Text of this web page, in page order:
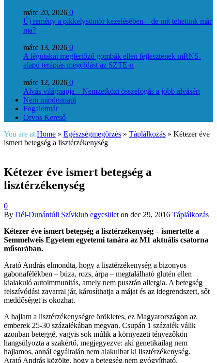
márc 20, 2026 0
Új remény a pikkelysömör kezelésében – de mit tehetünk már
ma?
márc 13, 2026 0
A légutakat megfertőző gombák ellen fejlesztenek mRNS-
alapú terápiás megoldást az SZTE-n
márc 12, 2026 0
Alvás világnapja – Nemzetközi összefogás a jobb alvásért
Nem mindennapi
Fogalomtár
Orvos Kereső
You are at:Home » Egészségmegőrzés » Táplálkozás » Kétezer éve
ismert betegség a lisztérzékenység
Kétezer éve ismert betegség a
lisztérzékenység
0
By Dél-Dunántúli Szívklub egyesület on dec 29, 2016 Táplálkozás
Kétezer éve ismert betegség a lisztérzékenység – ismertette a
Semmelweis Egyetem egyetemi tanára az M1 aktuális csatorna
műsorában.
Arató András elmondta, hogy a lisztérzékenység a bizonyos
gabonafélékben – búza, rozs, árpa – megtalálható glutén ellen
kialakuló autoimmunitás, amely nem pusztán allergia. A betegség
felszívódási zavarral jár, károsíthatja a májat és az idegrendszert, sőt
meddőséget is okozhat.
A hajlam a lisztérzékenységre örökletes, ez Magyarországon az
emberek 25-30 százalékában megvan. Csupán 1 százalék válik
azonban beteggé, vagyis sok múlik a környezeti tényezőkön –
hangsúlyozta a szakértő, megjegyezve: aki genetikailag nem
hajlamos, annál egyáltalán nem alakulhat ki lisztérzékenység.
Arató András közölte, hogy a betegség nem gyógyítható,